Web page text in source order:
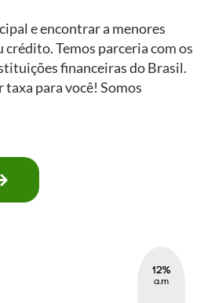
e encontrar a menores
crédito. Temos parceria com os
financeiras do Brasil.
para você! Somos